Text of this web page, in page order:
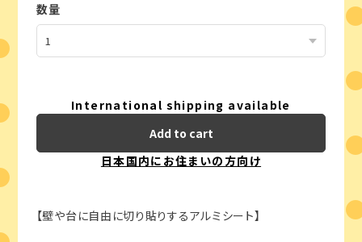
数量
International shipping available
Add to cart
日本国内にお住まいの方向け
【壁や台に自由に切り貼りするアルミシート】